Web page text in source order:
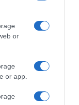
or
or app.